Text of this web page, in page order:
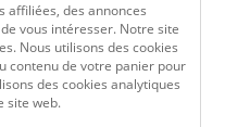
affiliées, des annonces
vous intéresser. Notre site
Nous utilisons des cookies
contenu de votre panier pour
des cookies analytiques
site web.